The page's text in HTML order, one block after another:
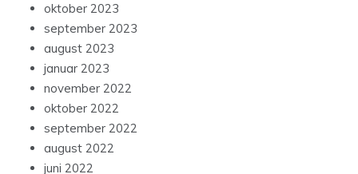
oktober 2023
september 2023
august 2023
januar 2023
november 2022
oktober 2022
september 2022
august 2022
juni 2022